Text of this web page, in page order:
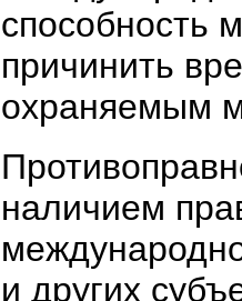
способность
причинить
охраняемым
наличием
и других